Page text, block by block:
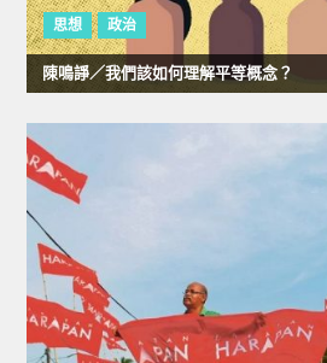
思想 政治
陳鳴諍／我們該如何理解平等概念？